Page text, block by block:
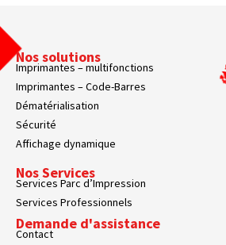
Nos solutions
Imprimantes – multifonctions
Imprimantes – Code-Barres
Dématérialisation
Sécurité
Affichage dynamique
Nos Services
Services Parc d’Impression
Services Professionnels
Demande d'assistance
Contact